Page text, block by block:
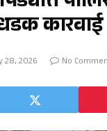
कारवाई
28, 2026 No